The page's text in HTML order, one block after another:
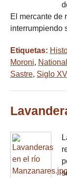
El mercante de
interrumpiendo
Etiquetas:
Moroni,
Sastre, Siglo XVI